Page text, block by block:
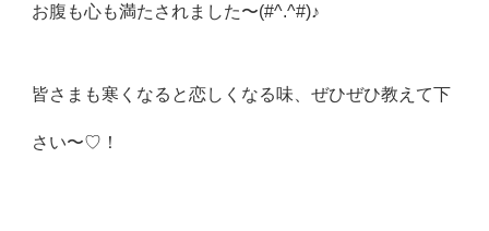
お腹も心も満たされました〜(#^.^#)♪
皆さまも寒くなると恋しくなる味、ぜひぜひ教えて下
さい〜♡！